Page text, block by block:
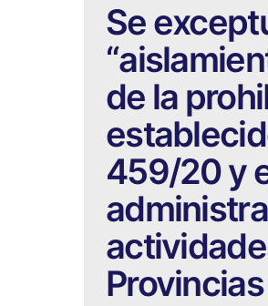
Se
de la
459/20 y